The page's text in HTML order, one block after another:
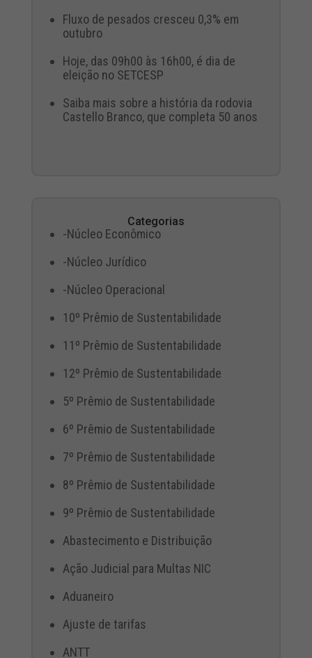
Fluxo de pesados cresceu 0,3% em
outubro
Hoje, das 09h00 às 16h00, é dia de
eleição no SETCESP
Saiba mais sobre a história da rodovia
Castello Branco, que completa 50 anos
Categorias
-Núcleo Econômico
-Núcleo Jurídico
-Núcleo Operacional
10º Prêmio de Sustentabilidade
11º Prêmio de Sustentabilidade
12º Prêmio de Sustentabilidade
5º Prêmio de Sustentabilidade
6º Prêmio de Sustentabilidade
7º Prêmio de Sustentabilidade
8º Prêmio de Sustentabilidade
9º Prêmio de Sustentabilidade
Abastecimento e Distribuição
Ação Judicial para Multas NIC
Aduaneiro
Ajuste de tarifas
ANTT